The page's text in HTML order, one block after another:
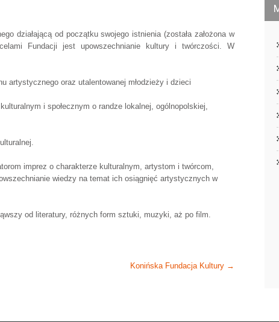
działającą od początku swojego istnienia (została założona w
Fundacji jest upowszechnianie kultury i twórczości. W
artystycznego oraz utalentowanej młodzieży i dzieci
i społecznym o randze lokalnej, ogólnopolskiej,
imprez o charakterze kulturalnym, artystom i twórcom,
wiedzy na temat ich osiągnięć artystycznych w
od literatury, różnych form sztuki, muzyki, aż po film.
Konińska Fundacja Kultury →